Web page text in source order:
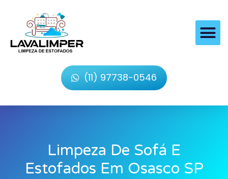
(11) 97738-0546
Limpeza De Sofá E
Estofados Em Osasco SP